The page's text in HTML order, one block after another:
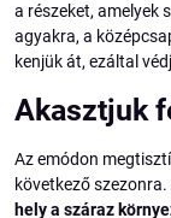
a részeket, amelyek
agyakra, a
kenjük át, ezáltal
Akasztjuk
Az emódon
következő szezonra.
hely a száraz